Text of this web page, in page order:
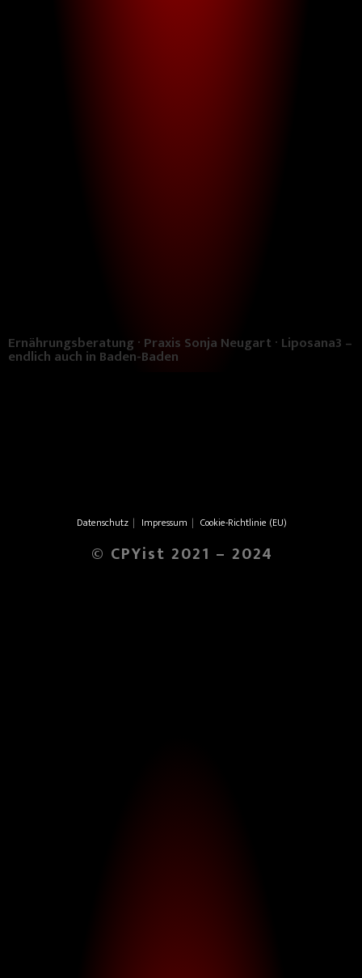
Ernährungsberatung · Praxis Sonja Neugart · Liposana3 –
endlich auch in Baden-Baden
Datenschutz Impressum Cookie-Richtlinie (EU)
© CPYist 2021 – 2024